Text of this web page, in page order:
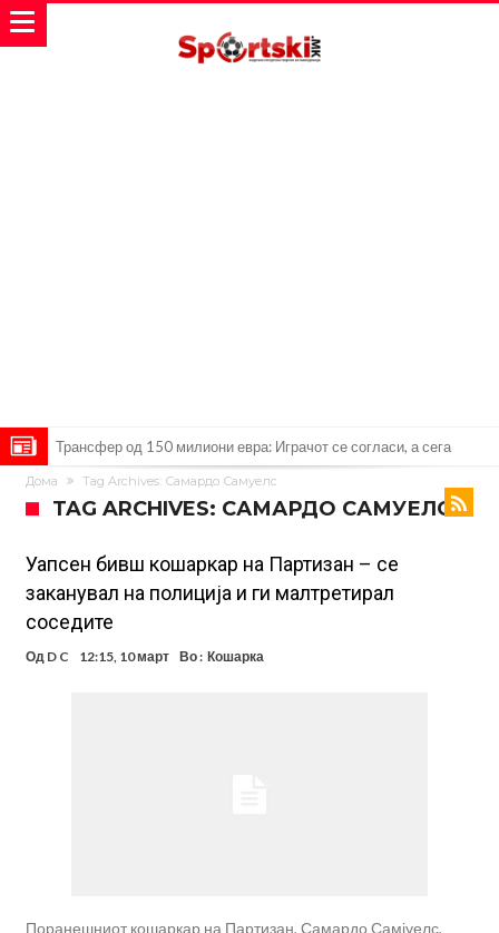
Трансфер од 150 милиони евра: Играчот се согласи, а сега
Ливерпул тргна на сè или ништо
Спалети разбра каков проблем има во тимот на Јувентус, па
(Видео) „Лудило“ во Мадрид: Алварез се враќа во градот,
„шпионите“ веќе се појавија
Вардар остана без тренер: Фабијани замина од клупата на
„црвено-црните“
Мурињо: Несреќникот ни дојде неподготвен во Мадрид
Тетоважата на Габриел стана предмет на потсмев: Навивачите го
Дома Tag Archives: Самардо Самуелс
TAG ARCHIVES: САМАРДО САМУЕЛС
Уапсен бивш кошаркар на Партизан – се
заканувал на полиција и ги малтретирал
соседите
Од D C 12:15, 10 март Во : Кошарка
Поранешниот кошаркар на Партизан, Самардо Самјуелс,